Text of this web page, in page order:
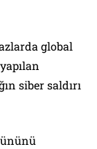
global
siber saldırı